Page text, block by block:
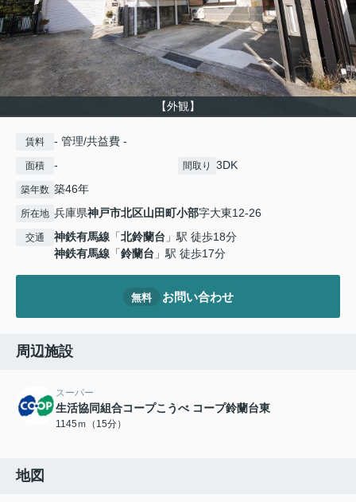
【外観】
賃料 - 管理/共益費 -
面積 - 間取り 3DK
築年数 築46年
所在地 兵庫県神戸市北区山田町小部字大東12-26
交通 神鉄有馬線 「北鈴蘭台 」駅 徒歩18分
神鉄有馬線 「鈴蘭台 」駅 徒歩17分
無料 お問い合わせ
周辺施設
スーパー
生活協同組合コープこうべ コープ鈴蘭台東
1145ｍ（15分）
地図